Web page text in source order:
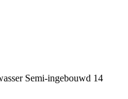
Semi-ingebouwd 14